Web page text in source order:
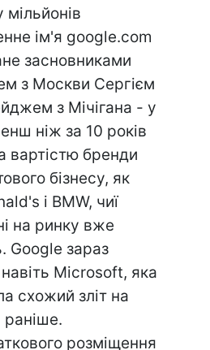
мільйонів
ім'я google.com
засновниками
з Москви Сергієм
з Мічігана - у
ніж за 10 років
вартістю бренди
бізнесу, як
і BMW, чиї
на ринку вже
Google зараз
Microsoft, яка
схожий зліт на
раніше.
розміщення